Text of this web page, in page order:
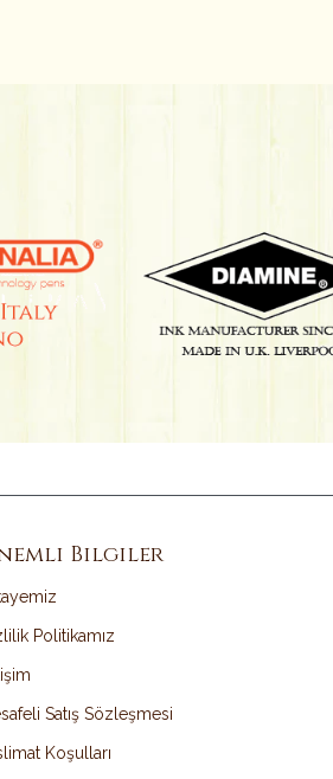
Bilgiler
Politikamız
Satış Sözleşmesi
Koşulları